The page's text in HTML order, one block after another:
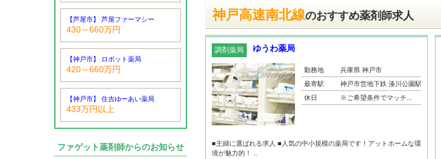
【芦屋市】 芦屋ファーマシー
430～660万円
【神戸市】 ロボット薬局
420～660万円
【神戸市】 住吉ゆーあい薬局
433万円以上
ファゲット薬剤師からのお知らせ
神戸高速南北線のおすすめ薬剤師求人
調剤薬局 ゆうわ薬局
勤務地
兵庫県 神戸市
最寄駅
神戸市営地下鉄 湊川公園駅
休日
※ご希望条件でマッチ...
■主婦に選ばれる求人 ■人気の中小規模の薬局です！アットホームな環
境が魅力的！ ..